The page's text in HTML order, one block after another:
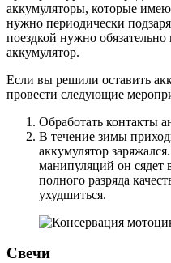
аккумуляторы, которые
нужно периодически
поездкой нужно
аккумулятор.
Если вы решили оставить
провести следующие
Обработать контакты
В течение зимы
аккумулятор
манипуляций он сядет
полного разряда
ухудшиться.
Свечи